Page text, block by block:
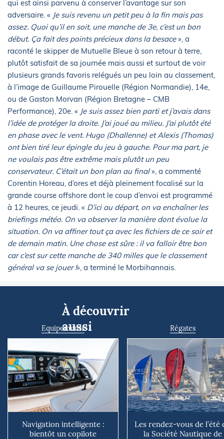
qui est ainsi parvenu à conserver l’avantage sur son
adversaire. « Je suis revenu un petit peu à la fin mais pas
assez. Quoi qu’il en soit, une manche de 3e, c’est un bon
début. Ça fait des points précieux dans la besace», a
raconté le skipper de Mutuelle Bleue à son retour à terre,
plutôt satisfait de sa journée mais aussi et surtout de voir
plusieurs grands favoris relégués un peu loin au classement,
à l’image de Guillaume Pirouelle (Région Normandie), 14e,
ou de Gaston Morvan (Région Bretagne – CMB
Performance), 20e. « Je suis assez bien parti et j’avais dans
l’idée de protéger la droite. J’ai joué au milieu. J’ai plutôt été
en phase avec le vent. Hugo (Dhallenne) et Alexis (Thomas)
ont bien tiré leur épingle du jeu à gauche. Pour ma part, je
ne voulais pas être extrême mais plutôt un peu
conservateur. C’était un bon plan au final», a commenté
Corentin Horeau, d’ores et déjà pleinement focalisé sur la
grande course offshore dont le coup d’envoi est programmé
à 12 heures, ce jeudi. « D’ici au départ, on va enchaîner les
briefings météo. On va observer la manière dont évolue la
situation. On va affiner tout ça avec les fichiers de ce soir et
de demain matin. Une chose est sûre : il va falloir être bon
car c’est sur cette manche de 340 milles que le classement
général va se jouer !», a terminé le Morbihannais.
À découvrir
aussi
Equipements
Navigation intelligente :
bientôt un copilote
Régates
Les rendez-vous de l’été
la Société Nautique de